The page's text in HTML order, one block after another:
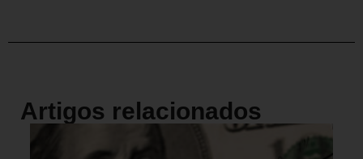
Artigos relacionados